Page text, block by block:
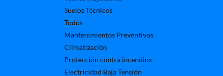
Suelos Técnicos
Todos
Mantenimientos Preventivos
Climatización
Protección contra incendios
Electricidad Baja Tensión